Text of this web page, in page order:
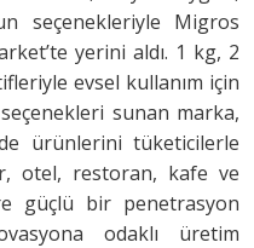
seçenekleriyle Migros
yerini aldı. 1 kg, 2
evsel kullanım için
sunan marka,
ürünlerini tüketicilerle
otel, restoran, kafe ve
güçlü bir penetrasyon
odaklı üretim